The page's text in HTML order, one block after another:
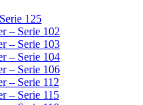
125
– Serie 102
– Serie 103
– Serie 104
– Serie 106
– Serie 112
– Serie 115